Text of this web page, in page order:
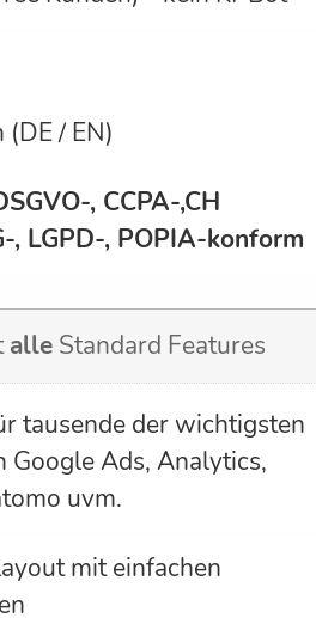
/ EN)
, CCPA-,CH
, LGPD-, POPIA-konform
alle Standard Features
tausende der wichtigsten
Google Ads, Analytics,
uvm.
mit einfachen